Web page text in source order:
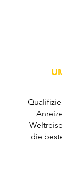
die